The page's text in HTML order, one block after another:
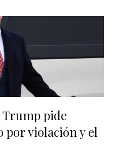
Trump pide
por violación y el